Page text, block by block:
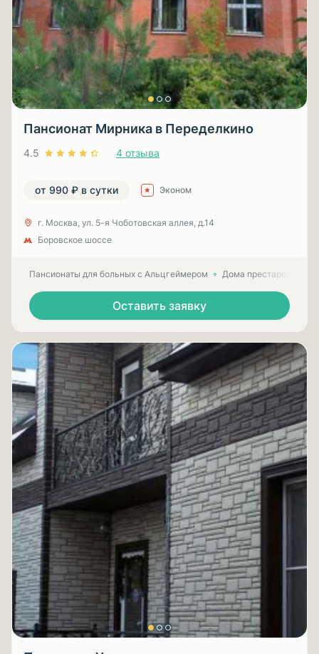
Пансионат Мирника в Переделкино
4.5 4 отзыва
от 990 ₽ в сутки Эконом
г. Москва, ул. 5-я Чоботовская аллея, д.14
Боровское шоссе
Пансионаты для больных с Альцгеймером Дома престарелых
Оставить заявку